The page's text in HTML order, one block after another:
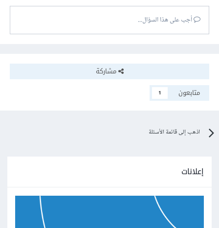
أجب على هذا السؤال...
مشاركة
متابعون
1
اذهب إلى قائمة الأسئلة
إعلانات